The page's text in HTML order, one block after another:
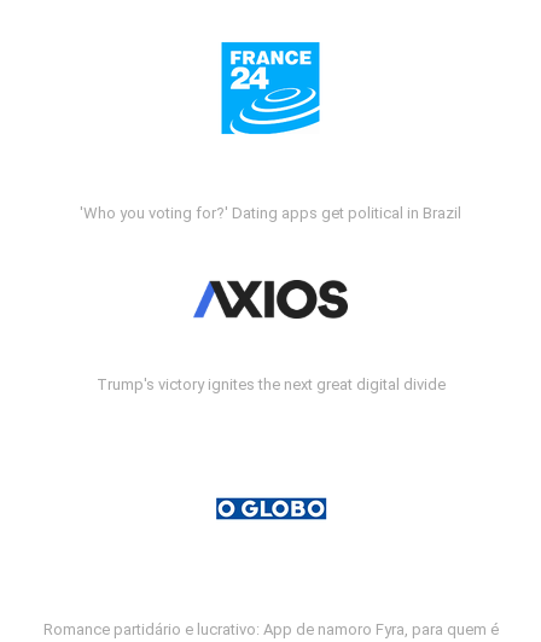
'Who you voting for?' Dating apps get political in Brazil
Trump's victory ignites the next great digital divide
Romance partidário e lucrativo: App de namoro Fyra, para quem é